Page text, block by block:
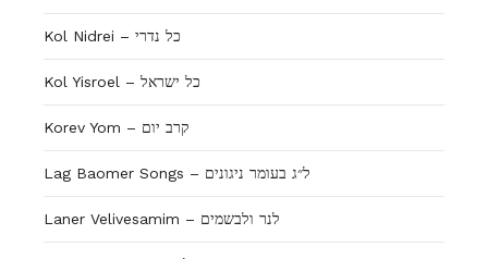
Kol Nidrei – כל נדרי
Kol Yisroel – כל ישראל
Korev Yom – קרב יום
Lag Baomer Songs – ל״ג בעומר ניגונים
Laner Velivesamim – לנר ולבשמים